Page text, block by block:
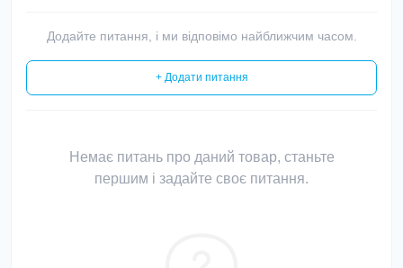
Додайте питання, і ми відповімо найближчим часом.
+ Додати питання
Немає питань про даний товар, станьте
першим і задайте своє питання.